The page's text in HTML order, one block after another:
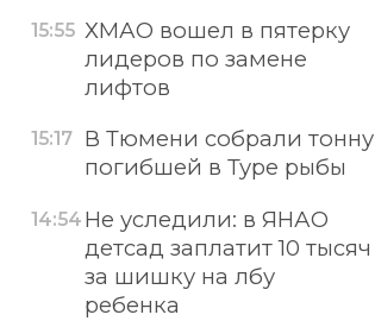
15:55 ХМАО вошел в пятерку
лидеров по замене
лифтов
15:17 В Тюмени собрали тонну
погибшей в Туре рыбы
14:54 Не уследили: в ЯНАО
детсад заплатит 10 тысяч
за шишку на лбу
ребенка